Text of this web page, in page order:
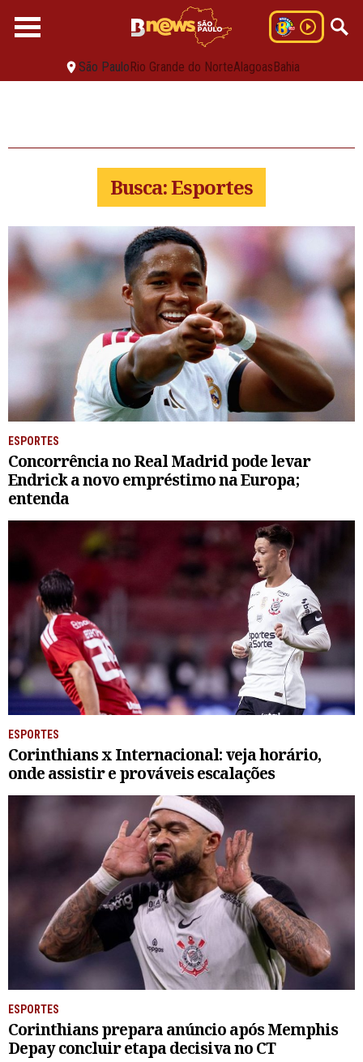
São PauloRio Grande do NorteAlagoasBahia
Busca: Esportes
ESPORTES
Concorrência no Real Madrid pode levar
Endrick a novo empréstimo na Europa;
entenda
ESPORTES
Corinthians x Internacional: veja horário,
onde assistir e prováveis escalações
ESPORTES
Corinthians prepara anúncio após Memphis
Depay concluir etapa decisiva no CT